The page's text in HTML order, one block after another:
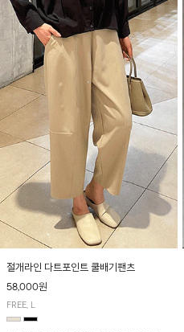
절개라인 다트포인트 쿨배기팬츠
58,000원
FREE, L